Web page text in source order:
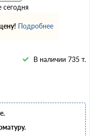
сегодня
Подробнее
В наличии 735 т.